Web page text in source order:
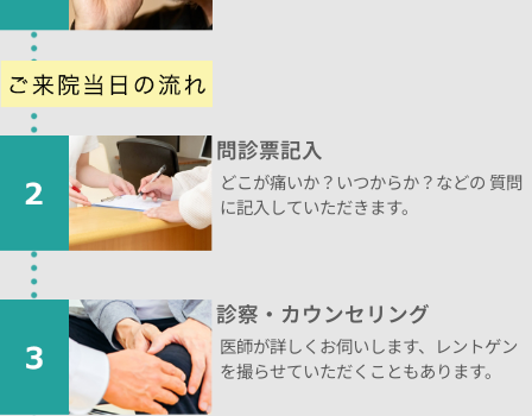
問診票記入
どこが痛いか？いつからか？などの 質問
に記入していただきます。
診察・カウンセリング
医師が詳しくお伺いします、レントゲン
を撮らせていただくこともあります。